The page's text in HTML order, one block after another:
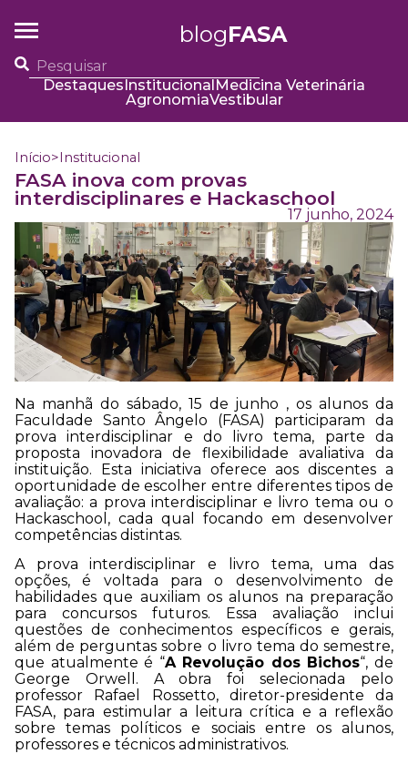
blogFASA
DestaquesInstitucionalMedicina Veterinária
AgronomiaVestibular
Início>Institucional
FASA inova com provas
interdisciplinares e Hackaschool
17 junho, 2024
Na manhã do sábado, 15 de junho , os alunos da
Faculdade Santo Ângelo (FASA) participaram da
prova interdisciplinar e do livro tema, parte da
proposta inovadora de flexibilidade avaliativa da
instituição. Esta iniciativa oferece aos discentes a
oportunidade de escolher entre diferentes tipos de
avaliação: a prova interdisciplinar e livro tema ou o
Hackaschool, cada qual focando em desenvolver
competências distintas.
A prova interdisciplinar e livro tema, uma das
opções, é voltada para o desenvolvimento de
habilidades que auxiliam os alunos na preparação
para concursos futuros. Essa avaliação inclui
questões de conhecimentos específicos e gerais,
além de perguntas sobre o livro tema do semestre,
que atualmente é “A Revolução dos Bichos“, de
George Orwell. A obra foi selecionada pelo
professor Rafael Rossetto, diretor-presidente da
FASA, para estimular a leitura crítica e a reflexão
sobre temas políticos e sociais entre os alunos,
professores e técnicos administrativos.